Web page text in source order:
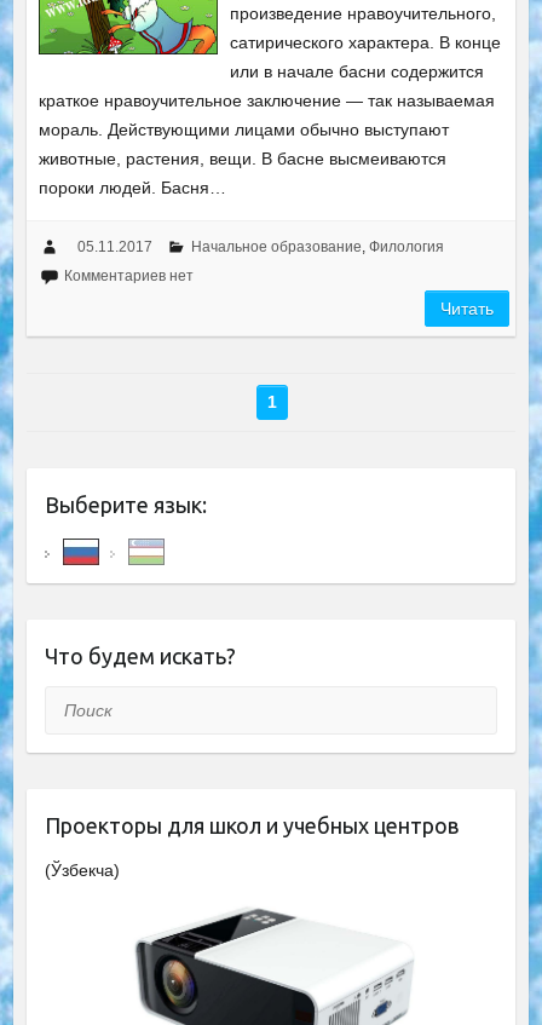
произведение нравоучительного,
сатирического характера. В конце
или в начале басни содержится
краткое нравоучительное заключение — так называемая
мораль. Действующими лицами обычно выступают
животные, растения, вещи. В басне высмеиваются
пороки людей. Басня…
05.11.2017 Начальное образование, Филология
Комментариев нет
Читать
1
Выберите язык:
Что будем искать?
Поиск
Проекторы для школ и учебных центров
(Ўзбекча)